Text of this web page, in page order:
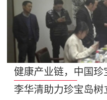
健康产业链，中国珍
李华清助力珍宝岛树